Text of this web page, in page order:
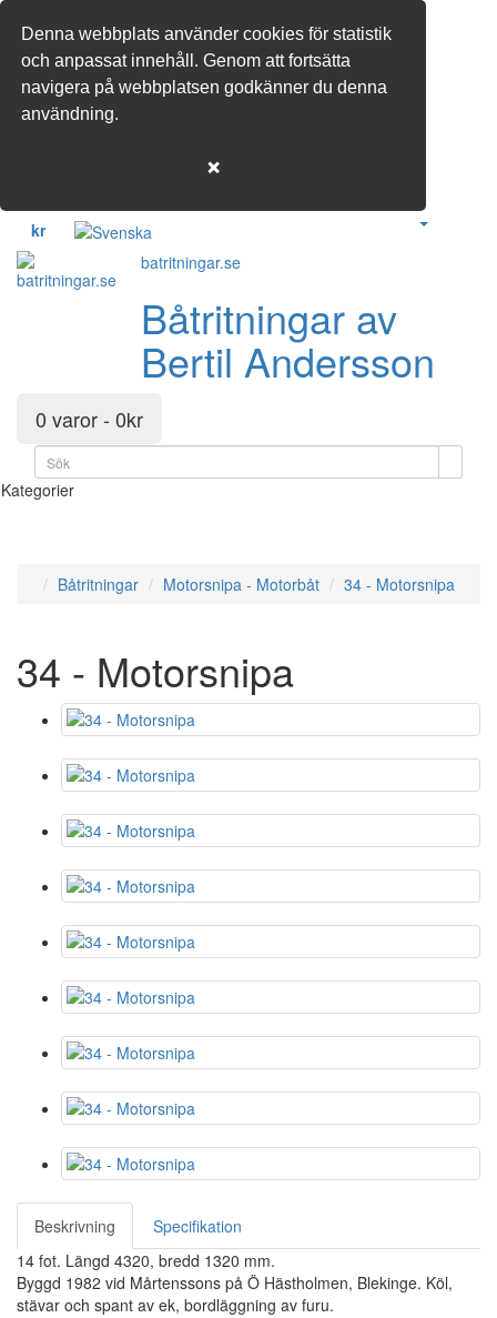
Denna webbplats använder cookies för statistik
och anpassat innehåll. Genom att fortsätta
navigera på webbplatsen godkänner du denna
användning.
❌
kr
batritningar.se
Båtritningar av
Bertil Andersson
0 varor - 0kr
Kategorier
Båtritningar Motorsnipa - Motorbåt 34 - Motorsnipa
34 - Motorsnipa
Beskrivning
Specifikation
14 fot. Längd 4320, bredd 1320 mm.
Byggd 1982 vid Mårtenssons på Ö Hästholmen, Blekinge. Köl,
stävar och spant av ek, bordläggning av furu.